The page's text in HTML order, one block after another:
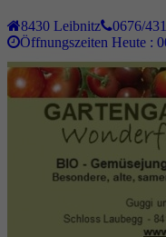
8430 Leibnitz
0676/
Öffnungszeiten Heute :